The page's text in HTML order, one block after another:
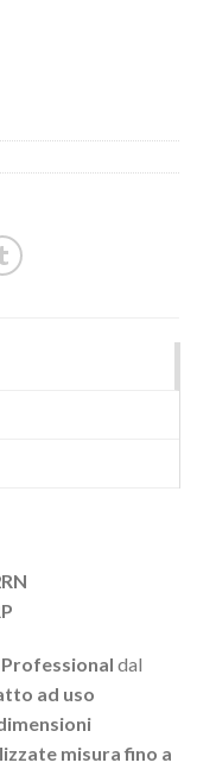
dal
ad uso
misura fino a